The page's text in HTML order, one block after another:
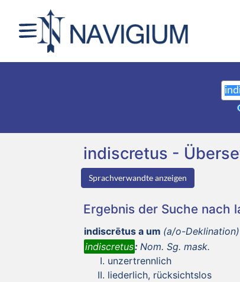
indiscretus -
Sprachverwandte anzeigen
Ergebnis der Suche nach
indiscrētus a um (a/o-Deklination)
indiscretus: Nom. Sg. mask.
unzertrennlich
liederlich, rücksichtslos